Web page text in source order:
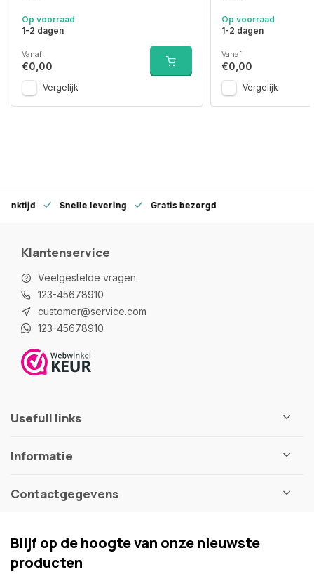
Op voorraad
1-2 dagen
Vanaf
€0,00
Vergelijk
Op voorraad
1-2 dagen
Vanaf
€0,00
Vergelijk
Snelle levering Gratis bezorgd
Klantenservice
Veelgestelde vragen
123-45678910
customer@service.com
123-45678910
Usefull links
Informatie
Contactgegevens
Blijf op de hoogte van onze nieuwste
producten